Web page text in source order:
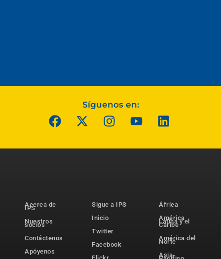
Síguenos en:
Acerca de
IPS
Nuestros
socios
Contáctenos
Apóyenos
Sigue a IPS
Inicio
Twitter
Facebook
África
América
Latina y el
Caribe
América del
Norte
Asia-